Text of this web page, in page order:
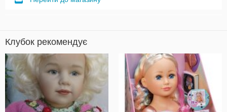
Клубок рекомендує